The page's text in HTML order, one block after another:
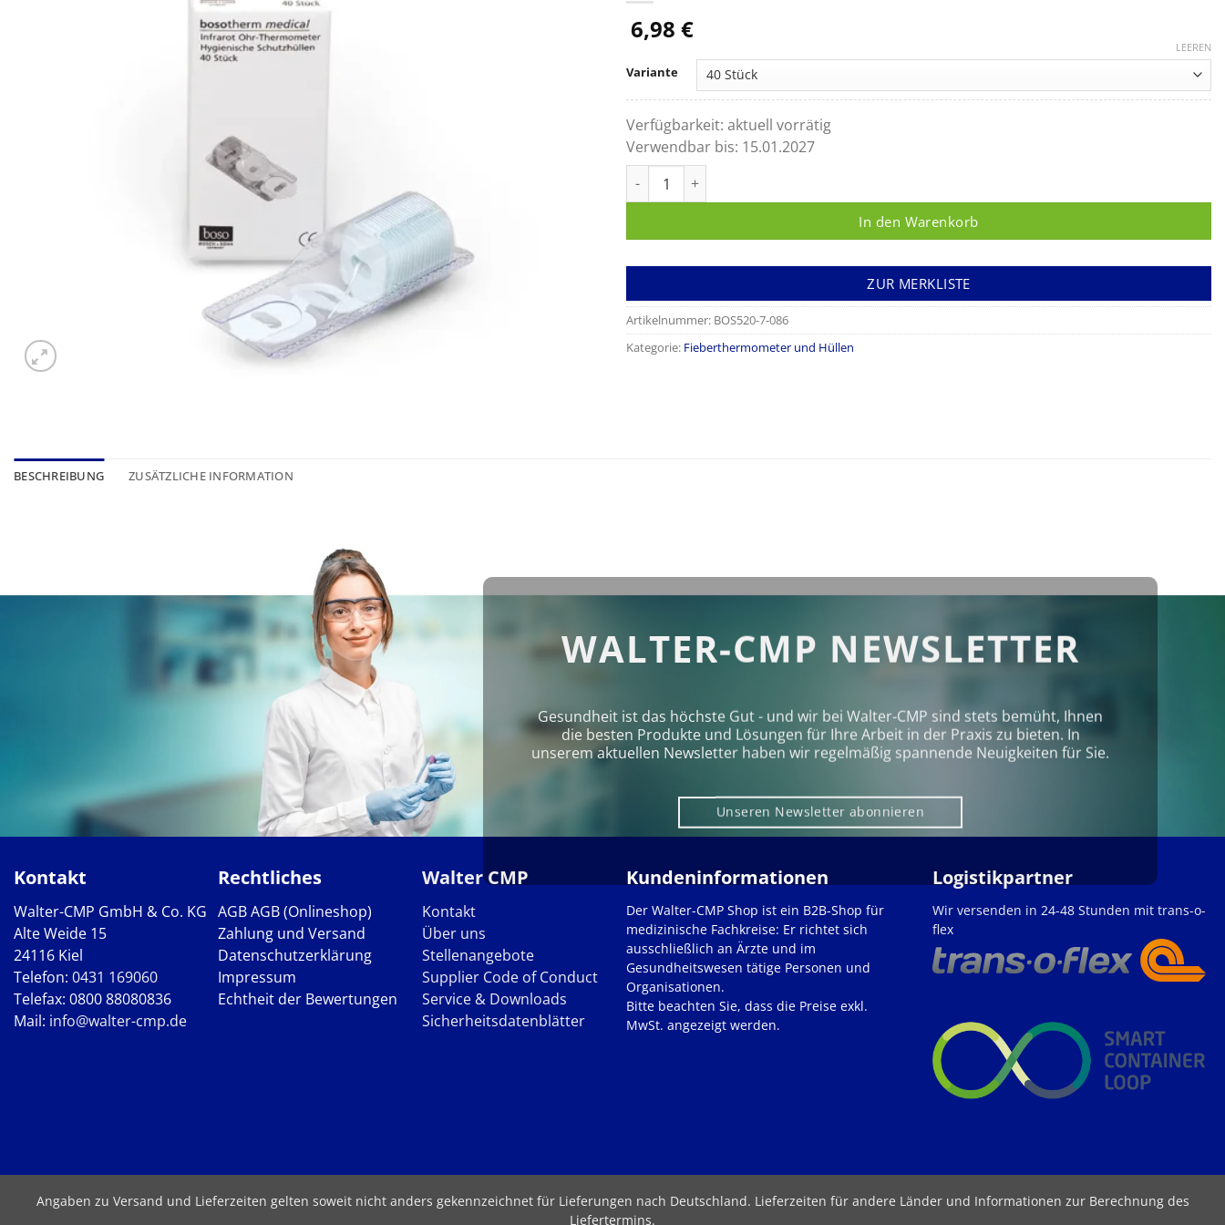
6,98 €
Variante
LEEREN
Verfügbarkeit: aktuell vorrätig
Verwendbar bis: 15.01.2027
In den Warenkorb
ZUR MERKLISTE
Artikelnummer: BOS520-7-086
Kategorie: Fieberthermometer und Hüllen
BESCHREIBUNG ZUSÄTZLICHE INFORMATION
WALTER-CMP NEWSLETTER
Gesundheit ist das höchste Gut - und wir bei Walter‑CMP sind stets bemüht, Ihnen
die besten Produkte und Lösungen für Ihre Arbeit in der Praxis zu bieten. In
unserem aktuellen Newsletter haben wir regelmäßig spannende Neuigkeiten für Sie.
Unseren Newsletter abonnieren
Kontakt
Walter-CMP GmbH & Co. KG
Alte Weide 15
24116 Kiel
Telefon: 0431 169060
Telefax: 0800 88080836
Mail: info@walter-cmp.de
Rechtliches
AGBAGB (Onlineshop)
Zahlung und Versand
Datenschutzerklärung
Impressum
Echtheit der Bewertungen
Walter CMP
Kontakt
Über uns
Stellenangebote
Supplier Code of Conduct
Service & Downloads
Sicherheitsdatenblätter
Kundeninformationen
Der Walter-CMP Shop ist ein B2B-Shop für
medizinische Fachkreise: Er richtet sich
ausschließlich an Ärzte und im
Gesundheitswesen tätige Personen und
Organisationen.
Bitte beachten Sie, dass die Preise exkl.
MwSt. angezeigt werden.
Logistikpartner
Wir versenden in 24-48 Stunden mit trans-o-
flex
Angaben zu Versand und Lieferzeiten gelten soweit nicht anders gekennzeichnet für Lieferungen nach Deutschland. Lieferzeiten für andere Länder und Informationen zur Berechnung des
Liefertermins.